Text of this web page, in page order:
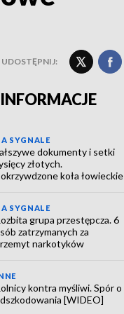
UDOSTĘPNIJ:
SYGNALE
dokumenty i setki
złotych.
koła łowieckie
SYGNALE
grupa przestępcza. 6
zatrzymanych za
narkotyków
kontra myśliwi. Spór o
[WIDEO]